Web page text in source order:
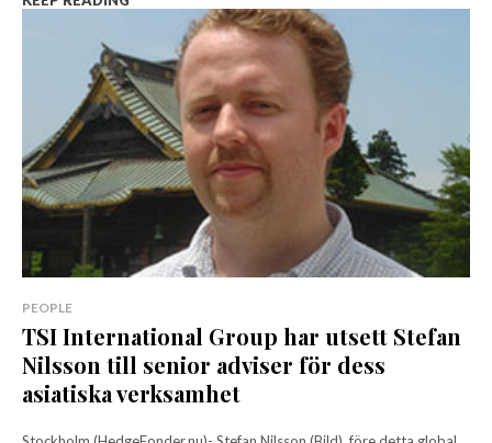
PEOPLE
TSI International Group har utsett Stefan
Nilsson till senior adviser för dess
asiatiska verksamhet